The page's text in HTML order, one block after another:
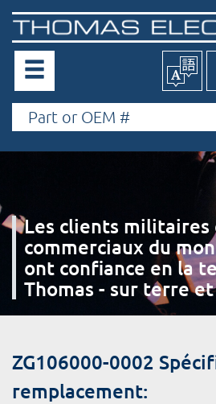
Les clients militaires
commerciaux du
ont confiance en la
Thomas - sur terre
ZG106000-0002
remplacement: